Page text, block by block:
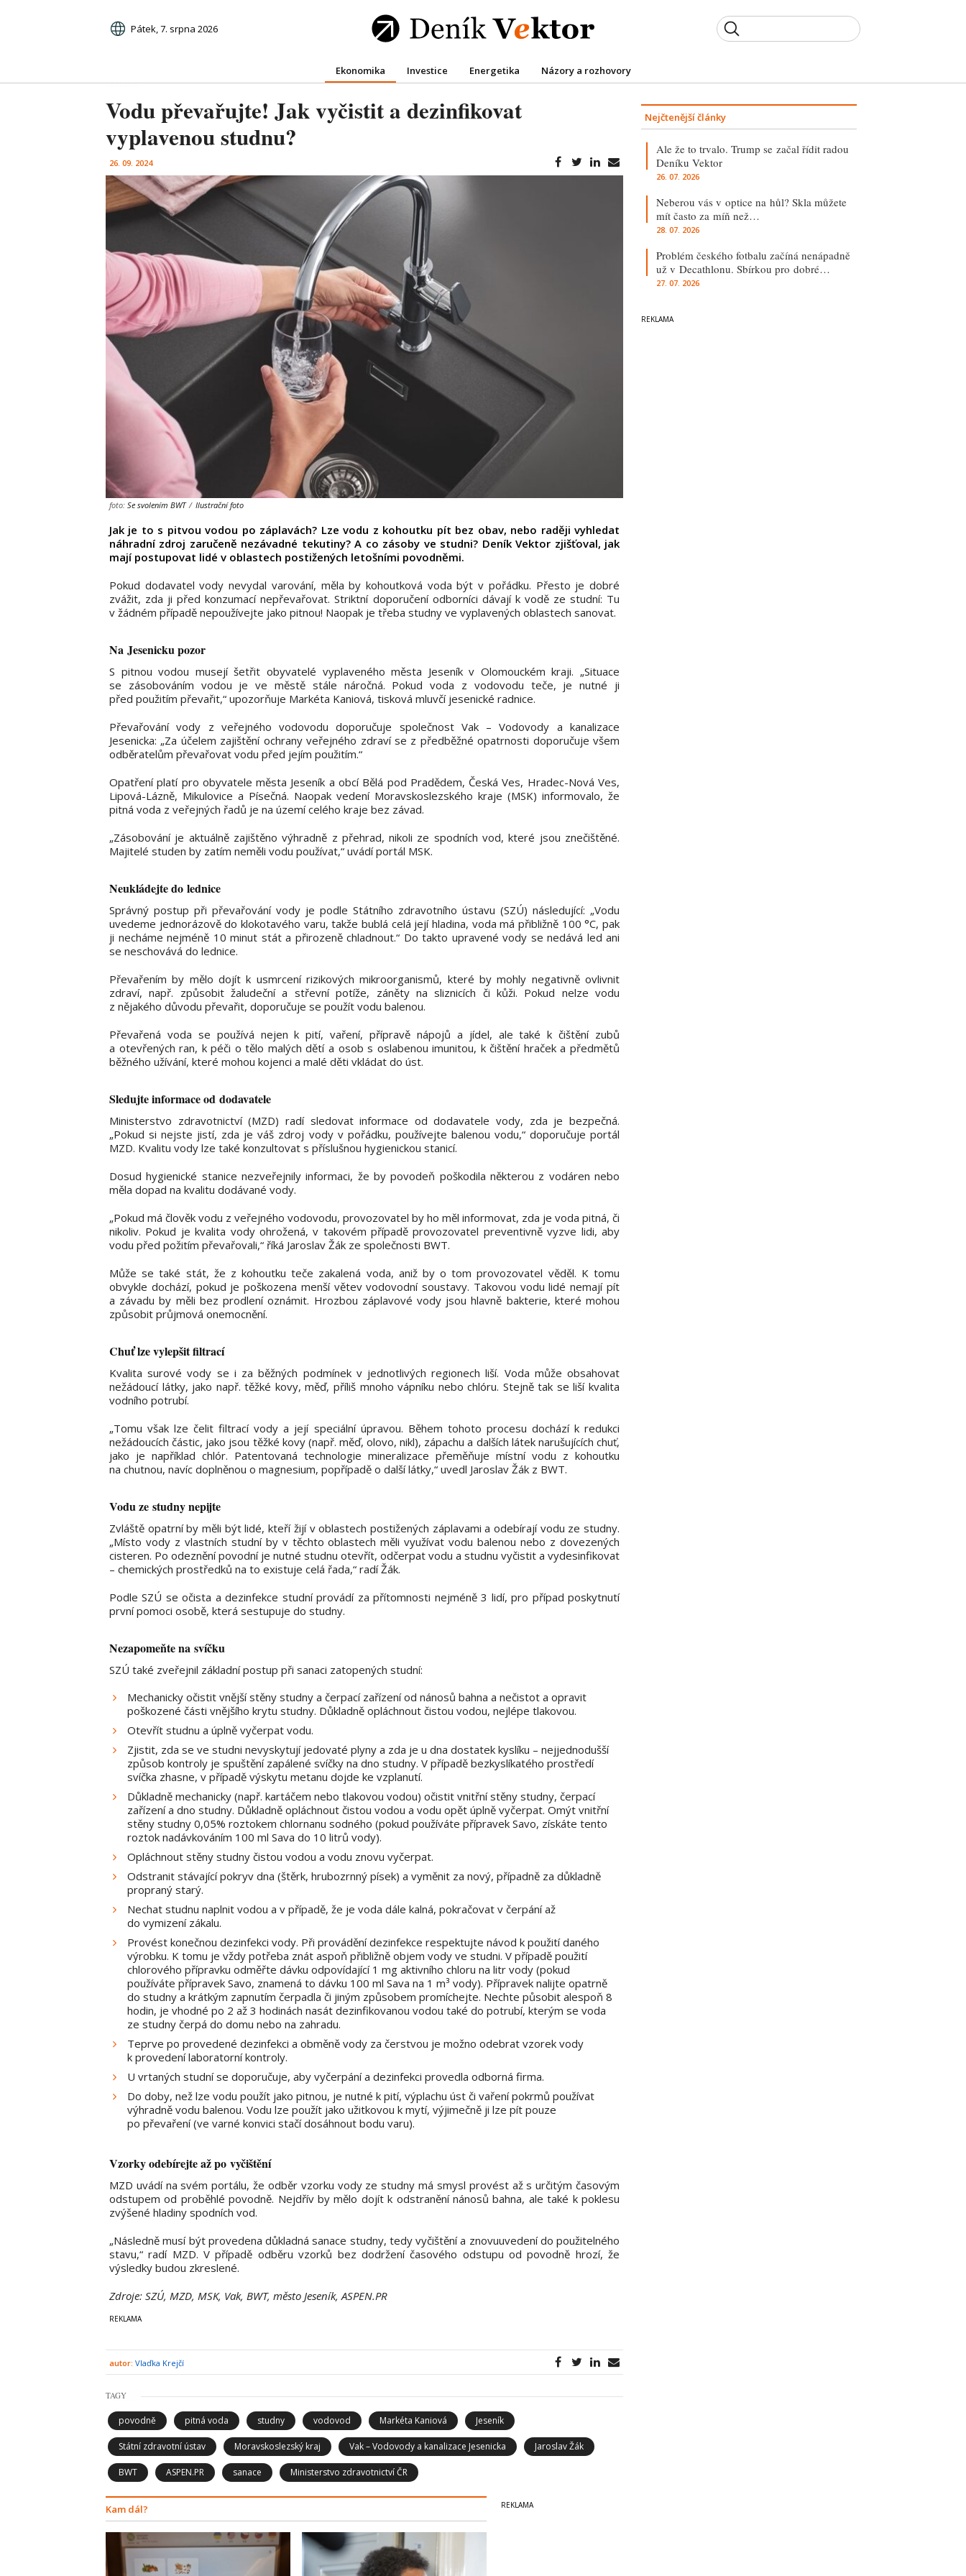
Pátek, 7. srpna 2026
Ekonomika Investice Energetika Názory a rozhovory
Vodu převařujte! Jak vyčistit a dezinfikovat
vyplavenou studnu?
26. 09. 2024
foto: Se svolením BWT / Ilustrační foto
Jak je to s pitvou vodou po záplavách? Lze vodu z kohoutku pít bez obav, nebo raději vyhledat
náhradní zdroj zaručeně nezávadné tekutiny? A co zásoby ve studni? Deník Vektor zjišťoval, jak
mají postupovat lidé v oblastech postižených letošními povodněmi.
Pokud dodavatel vody nevydal varování, měla by kohoutková voda být v pořádku. Přesto je dobré
zvážit, zda ji před konzumací nepřevařovat. Striktní doporučení odborníci dávají k vodě ze studní: Tu
v žádném případě nepoužívejte jako pitnou! Naopak je třeba studny ve vyplavených oblastech sanovat.
Na Jesenicku pozor
S pitnou vodou musejí šetřit obyvatelé vyplaveného města Jeseník v Olomouckém kraji. „Situace
se zásobováním vodou je ve městě stále náročná. Pokud voda z vodovodu teče, je nutné ji
před použitím převařit,“ upozorňuje Markéta Kaniová, tisková mluvčí jesenické radnice.
Převařování vody z veřejného vodovodu doporučuje společnost Vak – Vodovody a kanalizace
Jesenicka: „Za účelem zajištění ochrany veřejného zdraví se z předběžné opatrnosti doporučuje všem
odběratelům převařovat vodu před jejím použitím.“
Opatření platí pro obyvatele města Jeseník a obcí Bělá pod Pradědem, Česká Ves, Hradec-Nová Ves,
Lipová-Lázně, Mikulovice a Písečná. Naopak vedení Moravskoslezského kraje (MSK) informovalo, že
pitná voda z veřejných řadů je na území celého kraje bez závad.
„Zásobování je aktuálně zajištěno výhradně z přehrad, nikoli ze spodních vod, které jsou znečištěné.
Majitelé studen by zatím neměli vodu používat,“ uvádí portál MSK.
Neukládejte do lednice
Správný postup při převařování vody je podle Státního zdravotního ústavu (SZÚ) následující: „Vodu
uvedeme jednorázově do klokotavého varu, takže bublá celá její hladina, voda má přibližně 100 °C, pak
ji necháme nejméně 10 minut stát a přirozeně chladnout.“ Do takto upravené vody se nedává led ani
se neschovává do lednice.
Převařením by mělo dojít k usmrcení rizikových mikroorganismů, které by mohly negativně ovlivnit
zdraví, např. způsobit žaludeční a střevní potíže, záněty na sliznicích či kůži. Pokud nelze vodu
z nějakého důvodu převařit, doporučuje se použít vodu balenou.
Převařená voda se používá nejen k pití, vaření, přípravě nápojů a jídel, ale také k čištění zubů
a otevřených ran, k péči o tělo malých dětí a osob s oslabenou imunitou, k čištění hraček a předmětů
běžného užívání, které mohou kojenci a malé děti vkládat do úst.
Sledujte informace od dodavatele
Ministerstvo zdravotnictví (MZD) radí sledovat informace od dodavatele vody, zda je bezpečná.
„Pokud si nejste jistí, zda je váš zdroj vody v pořádku, používejte balenou vodu,“ doporučuje portál
MZD. Kvalitu vody lze také konzultovat s příslušnou hygienickou stanicí.
Dosud hygienické stanice nezveřejnily informaci, že by povodeň poškodila některou z vodáren nebo
měla dopad na kvalitu dodávané vody.
„Pokud má člověk vodu z veřejného vodovodu, provozovatel by ho měl informovat, zda je voda pitná, či
nikoliv. Pokud je kvalita vody ohrožená, v takovém případě provozovatel preventivně vyzve lidi, aby
vodu před požitím převařovali,“ říká Jaroslav Žák ze společnosti BWT.
Může se také stát, že z kohoutku teče zakalená voda, aniž by o tom provozovatel věděl. K tomu
obvykle dochází, pokud je poškozena menší větev vodovodní soustavy. Takovou vodu lidé nemají pít
a závadu by měli bez prodlení oznámit. Hrozbou záplavové vody jsou hlavně bakterie, které mohou
způsobit průjmová onemocnění.
Chuť lze vylepšit filtrací
Kvalita surové vody se i za běžných podmínek v jednotlivých regionech liší. Voda může obsahovat
nežádoucí látky, jako např. těžké kovy, měď, příliš mnoho vápníku nebo chlóru. Stejně tak se liší kvalita
vodního potrubí.
„Tomu však lze čelit filtrací vody a její speciální úpravou. Během tohoto procesu dochází k redukci
nežádoucích částic, jako jsou těžké kovy (např. měď, olovo, nikl), zápachu a dalších látek narušujících chuť,
jako je například chlór. Patentovaná technologie mineralizace přeměňuje místní vodu z kohoutku
na chutnou, navíc doplněnou o magnesium, popřípadě o další látky,“ uvedl Jaroslav Žák z BWT.
Vodu ze studny nepijte
Zvláště opatrní by měli být lidé, kteří žijí v oblastech postižených záplavami a odebírají vodu ze studny.
„Místo vody z vlastních studní by v těchto oblastech měli využívat vodu balenou nebo z dovezených
cisteren. Po odeznění povodní je nutné studnu otevřít, odčerpat vodu a studnu vyčistit a vydesinfikovat
– chemických prostředků na to existuje celá řada,“ radí Žák.
Podle SZÚ se očista a dezinfekce studní provádí za přítomnosti nejméně 3 lidí, pro případ poskytnutí
první pomoci osobě, která sestupuje do studny.
Nezapomeňte na svíčku
SZÚ také zveřejnil základní postup při sanaci zatopených studní:
Mechanicky očistit vnější stěny studny a čerpací zařízení od nánosů bahna a nečistot a opravit
poškozené části vnějšího krytu studny. Důkladně opláchnout čistou vodou, nejlépe tlakovou.
Otevřít studnu a úplně vyčerpat vodu.
Zjistit, zda se ve studni nevyskytují jedovaté plyny a zda je u dna dostatek kyslíku – nejjednodušší
způsob kontroly je spuštění zapálené svíčky na dno studny. V případě bezkyslíkatého prostředí
svíčka zhasne, v případě výskytu metanu dojde ke vzplanutí.
Důkladně mechanicky (např. kartáčem nebo tlakovou vodou) očistit vnitřní stěny studny, čerpací
zařízení a dno studny. Důkladně opláchnout čistou vodou a vodu opět úplně vyčerpat. Omýt vnitřní
stěny studny 0,05% roztokem chlornanu sodného (pokud používáte přípravek Savo, získáte tento
roztok nadávkováním 100 ml Sava do 10 litrů vody).
Opláchnout stěny studny čistou vodou a vodu znovu vyčerpat.
Odstranit stávající pokryv dna (štěrk, hrubozrnný písek) a vyměnit za nový, případně za důkladně
propraný starý.
Nechat studnu naplnit vodou a v případě, že je voda dále kalná, pokračovat v čerpání až
do vymizení zákalu.
Provést konečnou dezinfekci vody. Při provádění dezinfekce respektujte návod k použití daného
výrobku. K tomu je vždy potřeba znát aspoň přibližně objem vody ve studni. V případě použití
chlorového přípravku odměřte dávku odpovídající 1 mg aktivního chloru na litr vody (pokud
používáte přípravek Savo, znamená to dávku 100 ml Sava na 1 m³ vody). Přípravek nalijte opatrně
do studny a krátkým zapnutím čerpadla či jiným způsobem promíchejte. Nechte působit alespoň 8
hodin, je vhodné po 2 až 3 hodinách nasát dezinfikovanou vodou také do potrubí, kterým se voda
ze studny čerpá do domu nebo na zahradu.
Teprve po provedené dezinfekci a obměně vody za čerstvou je možno odebrat vzorek vody
k provedení laboratorní kontroly.
U vrtaných studní se doporučuje, aby vyčerpání a dezinfekci provedla odborná firma.
Do doby, než lze vodu použít jako pitnou, je nutné k pití, výplachu úst či vaření pokrmů používat
výhradně vodu balenou. Vodu lze použít jako užitkovou k mytí, výjimečně ji lze pít pouze
po převaření (ve varné konvici stačí dosáhnout bodu varu).
Vzorky odebírejte až po vyčištění
MZD uvádí na svém portálu, že odběr vzorku vody ze studny má smysl provést až s určitým časovým
odstupem od proběhlé povodně. Nejdřív by mělo dojít k odstranění nánosů bahna, ale také k poklesu
zvýšené hladiny spodních vod.
„Následně musí být provedena důkladná sanace studny, tedy vyčištění a znovuuvedení do použitelného
stavu,“ radí MZD. V případě odběru vzorků bez dodržení časového odstupu od povodně hrozí, že
výsledky budou zkreslené.
Zdroje: SZÚ, MZD, MSK, Vak, BWT, město Jeseník, ASPEN.PR
autor: Vlaďka Krejčí
TAGY
povodně pitná voda studny vodovod Markéta Kaniová Jeseník
Státní zdravotní ústav Moravskoslezský kraj Vak – Vodovody a kanalizace Jesenicka Jaroslav Žák
BWT ASPEN.PR sanace Ministerstvo zdravotnictví ČR
Nejčtenější články
Ale že to trvalo. Trump se začal řídit radou
Deníku Vektor
26. 07. 2026
Neberou vás v optice na hůl? Skla můžete
mít často za míň než…
28. 07. 2026
Problém českého fotbalu začíná nenápadně
už v Decathlonu. Sbírkou pro dobré…
27. 07. 2026
Kam dál?